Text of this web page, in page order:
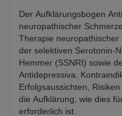
Der Aufklärungsbogen
neuropathischer
Therapie
der selektiven Serotonin-
Hemmer (SSNRI) sowie
Antidepressiva.
Erfolgsaussichten,
die Aufklärung, wie dies
erforderlich ist.